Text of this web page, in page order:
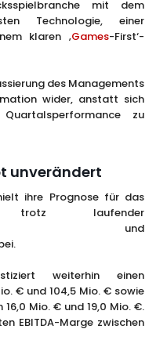
mit dem
Technologie, einer
klaren ‚Games-First‘-
des Managements
wider, anstatt sich
zu
unverändert
ihre Prognose für das
trotz laufender
und
weiterhin einen
€ und 104,5 Mio. € sowie
16,0 Mio. € und 19,0 Mio. €.
EBITDA-Marge zwischen